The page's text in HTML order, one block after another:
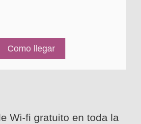
Como llegar
Wi-fi gratuito en toda la